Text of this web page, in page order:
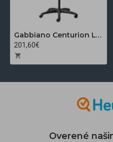
Gabbiano Centurion LVI-203S trojrýchlostný iónový sušič vlasov na statíve čierny
201,60€
Overené